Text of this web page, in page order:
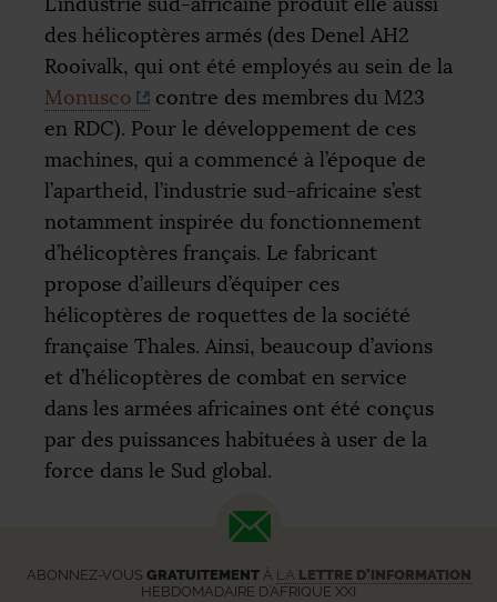
L’industrie sud-africaine produit elle aussi
des hélicoptères armés (des Denel AH2
Rooivalk, qui ont été employés au sein de la
Monusco
contre des membres du M23
en RDC). Pour le développement de ces
machines, qui a commencé à l’époque de
l’apartheid, l’industrie sud-africaine s’est
notamment inspirée du fonctionnement
d’hélicoptères français. Le fabricant
propose d’ailleurs d’équiper ces
hélicoptères de roquettes de la société
française Thales. Ainsi, beaucoup d’avions
et d’hélicoptères de combat en service
dans les armées africaines ont été conçus
par des puissances habituées à user de la
force dans le Sud global.
ABONNEZ-VOUS GRATUITEMENTÀ LA LETTRE D’INFORMATION
HEBDOMADAIRE D’AFRIQUE XXI